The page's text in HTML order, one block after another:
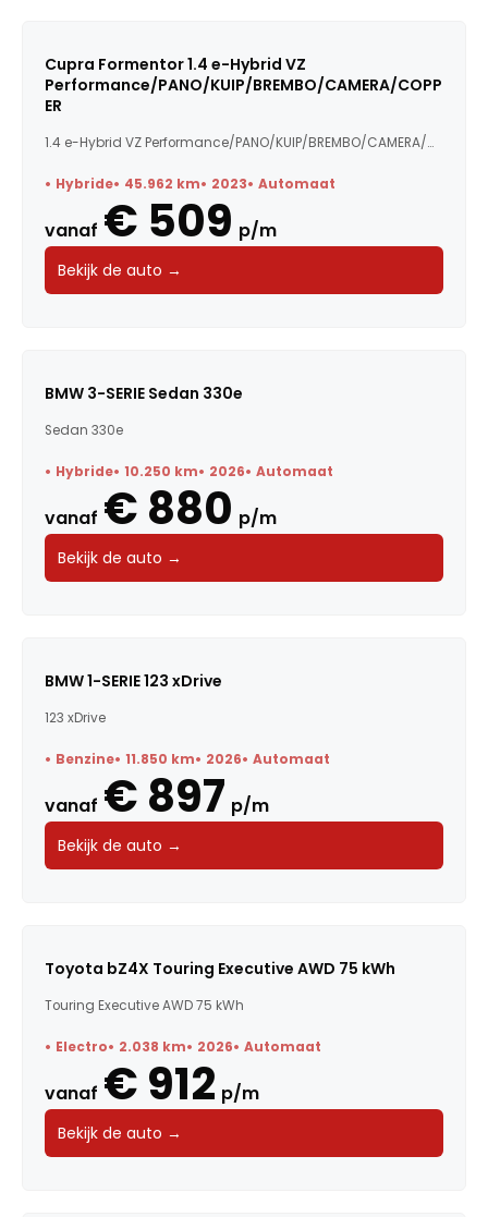
Cupra Formentor 1.4 e-Hybrid VZ
Performance/PANO/KUIP/BREMBO/CAMERA/COPP
ER
1.4 e-Hybrid VZ Performance/PANO/KUIP/BREMBO/CAMERA/COPPER
Hybride 45.962 km 2023 Automaat
vanaf € 509 p/m
Bekijk de auto →
BMW 3-SERIE Sedan 330e
Sedan 330e
Hybride 10.250 km 2026 Automaat
vanaf € 880 p/m
Bekijk de auto →
BMW 1-SERIE 123 xDrive
123 xDrive
Benzine 11.850 km 2026 Automaat
vanaf € 897 p/m
Bekijk de auto →
Toyota bZ4X Touring Executive AWD 75 kWh
Touring Executive AWD 75 kWh
Electro 2.038 km 2026 Automaat
vanaf € 912 p/m
Bekijk de auto →